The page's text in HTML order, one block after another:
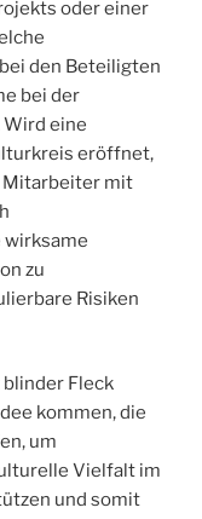
oder einer
den Beteiligten
bei der
eine
eröffnet,
Mitarbeiter mit
zu
Risiken
Fleck
kommen, die
um
Vielfalt im
und somit